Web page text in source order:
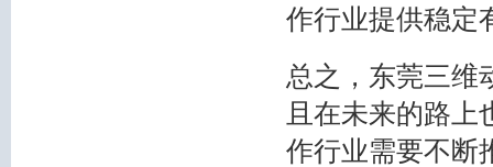
作行业提供稳定
总之，东莞三维
且在未来的路
作行业需要不断